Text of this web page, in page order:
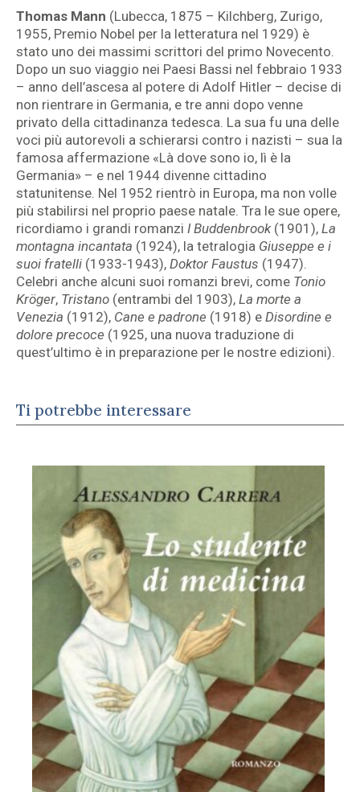
Thomas Mann (Lubecca, 1875 – Kilchberg, Zurigo,
1955, Premio Nobel per la letteratura nel 1929) è
stato uno dei massimi scrittori del primo Novecento.
Dopo un suo viaggio nei Paesi Bassi nel febbraio 1933
– anno dell’ascesa al potere di Adolf Hitler – decise di
non rientrare in Germania, e tre anni dopo venne
privato della cittadinanza tedesca. La sua fu una delle
voci più autorevoli a schierarsi contro i nazisti – sua la
famosa affermazione «Là dove sono io, lì è la
Germania» – e nel 1944 divenne cittadino
statunitense. Nel 1952 rientrò in Europa, ma non volle
più stabilirsi nel proprio paese natale. Tra le sue opere,
ricordiamo i grandi romanzi I Buddenbrook (1901), La
montagna incantata (1924), la tetralogia Giuseppe e i
suoi fratelli (1933-1943), Doktor Faustus (1947).
Celebri anche alcuni suoi romanzi brevi, come Tonio
Kröger, Tristano (entrambi del 1903), La morte a
Venezia (1912), Cane e padrone (1918) e Disordine e
dolore precoce (1925, una nuova traduzione di
quest’ultimo è in preparazione per le nostre edizioni).
Ti potrebbe interessare